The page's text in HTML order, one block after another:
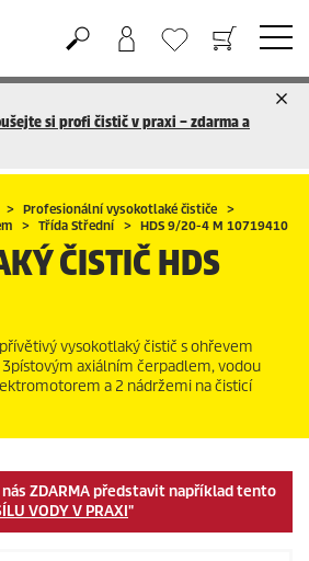
si profi čistič v praxi – zdarma a
Profesionální vysokotlaké čističe
Třída Střední HDS 9/20-4 M 10719410
ČISTIČ HDS
vysokotlaký čistič s ohřevem
axiálním čerpadlem, vodou
a 2 nádržemi na čisticí
ZDARMA představit například tento
VODY V PRAXI"